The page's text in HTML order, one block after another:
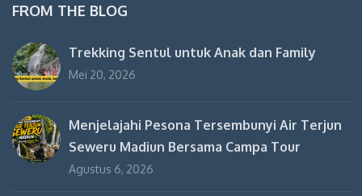
FROM THE BLOG
Trekking Sentul untuk Anak dan Family
Mei 20, 2026
Menjelajahi Pesona Tersembunyi Air Terjun
Seweru Madiun Bersama Campa Tour
Agustus 6, 2026